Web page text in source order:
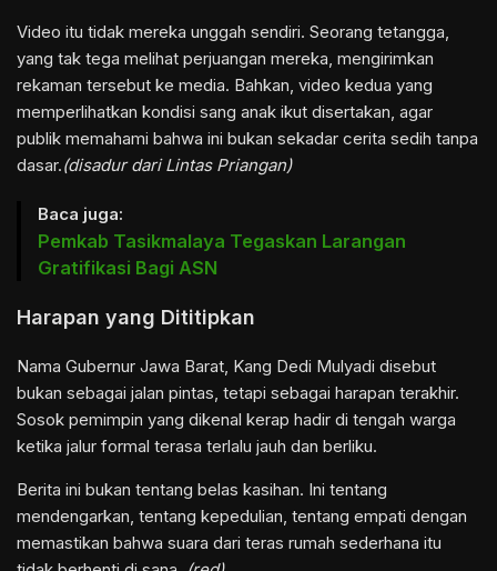
Video itu tidak mereka unggah sendiri. Seorang tetangga,
yang tak tega melihat perjuangan mereka, mengirimkan
rekaman tersebut ke media. Bahkan, video kedua yang
memperlihatkan kondisi sang anak ikut disertakan, agar
publik memahami bahwa ini bukan sekadar cerita sedih tanpa
dasar.(disadur dariLintas Priangan)
Baca juga:
Pemkab Tasikmalaya Tegaskan Larangan
Gratifikasi Bagi ASN
Harapan yang Dititipkan
Nama Gubernur Jawa Barat, Kang Dedi Mulyadi disebut
bukan sebagai jalan pintas, tetapi sebagai harapan terakhir.
Sosok pemimpin yang dikenal kerap hadir di tengah warga
ketika jalur formal terasa terlalu jauh dan berliku.
Berita ini bukan tentang belas kasihan. Ini tentang
mendengarkan, tentang kepedulian, tentang empati dengan
memastikan bahwa suara dari teras rumah sederhana itu